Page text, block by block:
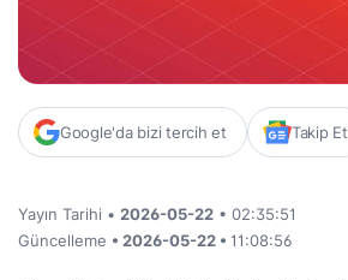
Google'da bizi tercih et Takip Et
Yayın Tarihi • 2026-05-22 • 02:35:51
Güncelleme • 2026-05-22 • 11:08:56